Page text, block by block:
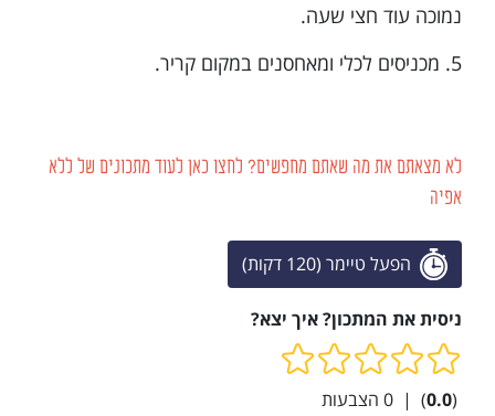
נמוכה עוד חצי שעה.
5. מכניסים לכלי ומאחסנים במקום קריר.
לא מצאתם את מה שאתם מחפשים? לחצו כאן לעוד מתכונים של ללא
אפיה
הפעל טיימר (120 דקות)
ניסית את המתכון? איך יצא?
(
0.0
)
|
0 הצבעות